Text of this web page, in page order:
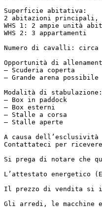
Superficie abitativa:
2 abitazioni
WHS 1: 2 ampie unità
WHS 2: 3 appartamenti
Numero di cavalli: circa
Opportunità di
– Scuderia coperta
– Grande arena possibile
Modalità di
– Box in paddock
– Box esterni
– Stalle a corsa
– Stalle aperte
A causa
Contattateci per
Si prega di notare che
L’attestato energetico
Il prezzo di vendita si
Gli arredi, le macchine